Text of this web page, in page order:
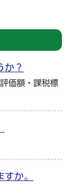
か？
価額・課税標
か。